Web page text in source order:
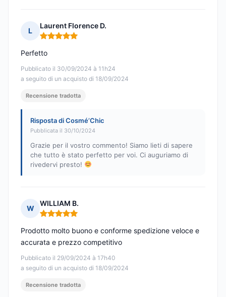
L
Laurent Florence D.
Nota: 5 su 5
Pubblicato il 30/09/2024 à 11h24
a seguito di un acquisto di 18/09/2024
Perfetto
Recensione tradotta
Risposta di Cosmé’Chic
Pubblicata il 30/10/2024
Grazie per il vostro commento! Siamo lieti di sapere
che tutto è stato perfetto per voi. Ci auguriamo di
rivedervi presto!
W
WILLIAM B.
Nota: 5 su 5
Pubblicato il 29/09/2024 à 17h40
a seguito di un acquisto di 18/09/2024
Prodotto molto buono e conforme spedizione veloce e
accurata e prezzo competitivo
Recensione tradotta